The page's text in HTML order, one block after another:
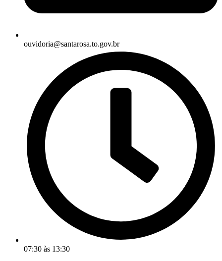
ouvidoria@santarosa.to.gov.br
07:30 às 13:30